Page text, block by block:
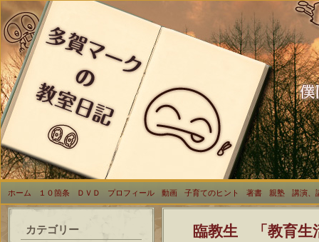
ホーム １０箇条 ＤＶＤ プロフィール 動画 子育てのヒント 著書 親塾 講演、
カテゴリー 臨教生 「教育生